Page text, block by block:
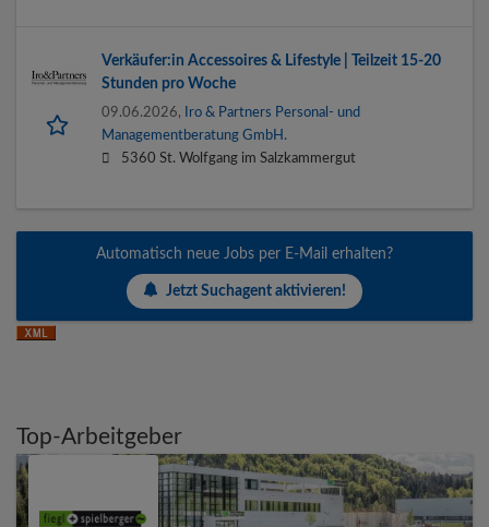
Verkäufer:in Accessoires & Lifestyle | Teilzeit 15-20
Stunden pro Woche
09.06.2026,
Iro & Partners Personal- und
Managementberatung GmbH.
5360 St. Wolfgang im Salzkammergut
Automatisch neue Jobs per E-Mail erhalten?
Jetzt Suchagent aktivieren!
Top-Arbeitgeber